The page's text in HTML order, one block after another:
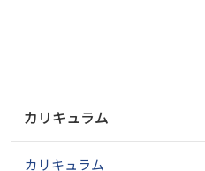
ゲ
カリキュラム
カリキュラム